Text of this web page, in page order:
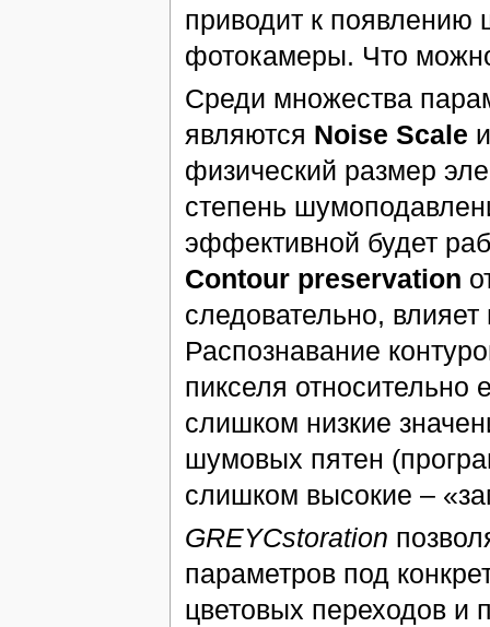
приводит к появлению
фотокамеры. Что
Среди множества
являются Noise Scale
физический размер
степень
эффективной будет
Contour preservation
следовательно,
Распознавание
пикселя относительно
слишком низкие
шумовых пятен
слишком высокие –
GREYCstoration
параметров под
цветовых переходов и